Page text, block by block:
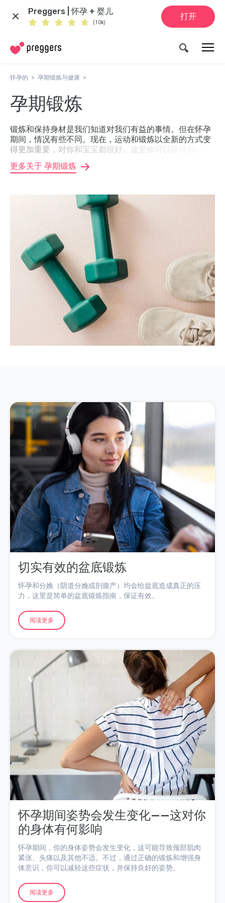
Preggers | 怀孕 + 婴儿
(10k)
打开
怀孕的 孕期锻炼与健康
孕期锻炼
锻炼和保持身材是我们知道对我们有益的事情。但在怀孕
期间，情况有些不同。现在，运动和锻炼以全新的方式变
得更加重要，对你和宝宝都很好。这里你可以获得我们孕
期锻炼专家的建议和指导。
更多关于 孕期锻炼
切实有效的盆底锻炼
怀孕和分娩（阴道分娩或剖腹产）均会给盆底造成真正的压
力，这里是简单的盆底锻炼指南，保证有效。
阅读更多
怀孕期间姿势会发生变化——这对你
的身体有何影响
怀孕期间，你的身体姿势会发生变化，这可能导致颈部肌肉
紧张、头痛以及其他不适。不过，通过正确的锻炼和增强身
体意识，你可以减轻这些症状，并保持良好的姿势。
阅读更多